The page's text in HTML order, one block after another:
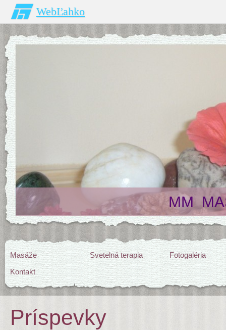
WebĽahko
MM
Masáže Svetelná terapia
Fotogaléria
Kontakt
Príspevky